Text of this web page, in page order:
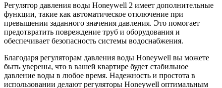
Регулятор давления воды Honeywell 2 имеет дополнительные
функции, такие как автоматическое отключение при
превышении заданного значения давления. Это помогает
предотвратить повреждение труб и оборудования и
обеспечивает безопасность системы водоснабжения.
Благодаря регуляторам давления воды Honeywell вы можете
быть уверены, что в вашей квартире будет стабильное
давление воды в любое время. Надежность и простота в
использовании делают регуляторы Honeywell оптимальным